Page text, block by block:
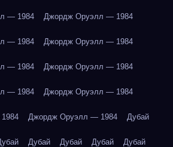
— 1984 Джордж Оруэлл — 1984
— 1984 Джордж Оруэлл — 1984
— 1984 Джордж Оруэлл — 1984
— 1984 Джордж Оруэлл — 1984
Джордж Оруэлл — 1984 Дубай
Дубай Дубай Дубай Дубай